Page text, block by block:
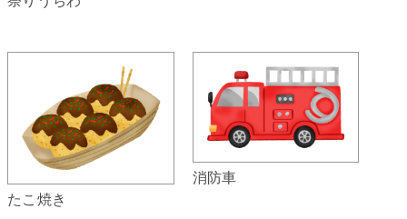
たこ焼き
消防車